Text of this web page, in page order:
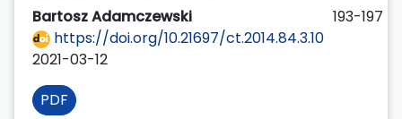
Bartosz Adamczewski
193-197
https://doi.org/10.21697/ct.2014.84.3.10
2021-03-12
PDF